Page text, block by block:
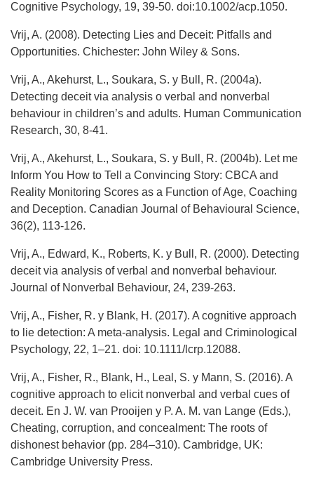
Cognitive Psychology, 19, 39-50. doi:10.1002/acp.1050.
Vrij, A. (2008). Detecting Lies and Deceit: Pitfalls and
Opportunities. Chichester: John Wiley & Sons.
Vrij, A., Akehurst, L., Soukara, S. y Bull, R. (2004a).
Detecting deceit via analysis o verbal and nonverbal
behaviour in children’s and adults. Human Communication
Research, 30, 8-41.
Vrij, A., Akehurst, L., Soukara, S. y Bull, R. (2004b). Let me
Inform You How to Tell a Convincing Story: CBCA and
Reality Monitoring Scores as a Function of Age, Coaching
and Deception. Canadian Journal of Behavioural Science,
36(2), 113-126.
Vrij, A., Edward, K., Roberts, K. y Bull, R. (2000). Detecting
deceit via analysis of verbal and nonverbal behaviour.
Journal of Nonverbal Behaviour, 24, 239-263.
Vrij, A., Fisher, R. y Blank, H. (2017). A cognitive approach
to lie detection: A meta-analysis. Legal and Criminological
Psychology, 22, 1–21. doi: 10.1111/lcrp.12088.
Vrij, A., Fisher, R., Blank, H., Leal, S. y Mann, S. (2016). A
cognitive approach to elicit nonverbal and verbal cues of
deceit. En J. W. van Prooijen y P. A. M. van Lange (Eds.),
Cheating, corruption, and concealment: The roots of
dishonest behavior (pp. 284–310). Cambridge, UK:
Cambridge University Press.